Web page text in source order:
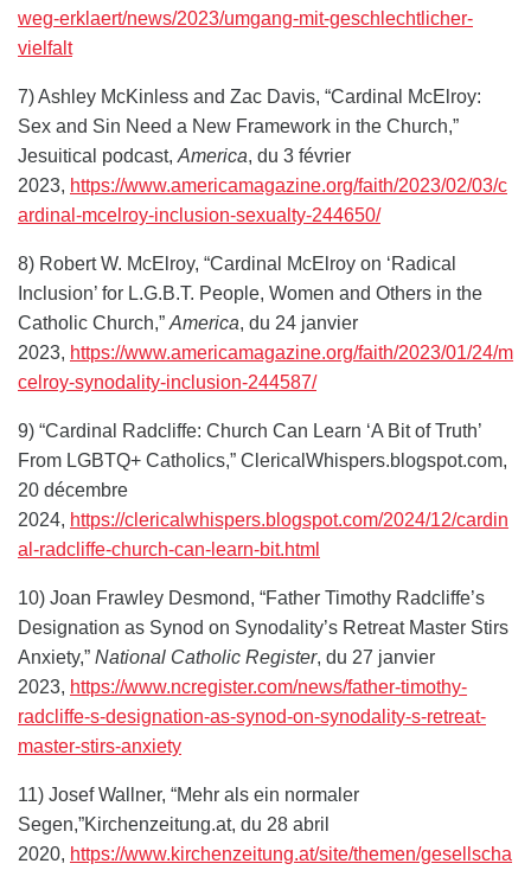
weg-erklaert/news/2023/umgang-mit-geschlechtlicher-
vielfalt
7) Ashley McKinless and Zac Davis, “Cardinal McElroy:
Sex and Sin Need a New Framework in the Church,”
Jesuitical podcast, America, du 3 février
2023, https://www.americamagazine.org/faith/2023/02/03/c
ardinal-mcelroy-inclusion-sexualty-244650/
8) Robert W. McElroy, “Cardinal McElroy on ‘Radical
Inclusion’ for L.G.B.T. People, Women and Others in the
Catholic Church,” America, du 24 janvier
2023, https://www.americamagazine.org/faith/2023/01/24/m
celroy-synodality-inclusion-244587/
9) “Cardinal Radcliffe: Church Can Learn ‘A Bit of Truth’
From LGBTQ+ Catholics,” ClericalWhispers.blogspot.com,
20 décembre
2024, https://clericalwhispers.blogspot.com/2024/12/cardin
al-radcliffe-church-can-learn-bit.html
10) Joan Frawley Desmond, “Father Timothy Radcliffe’s
Designation as Synod on Synodality’s Retreat Master Stirs
Anxiety,” National Catholic Register, du 27 janvier
2023, https://www.ncregister.com/news/father-timothy-
radcliffe-s-designation-as-synod-on-synodality-s-retreat-
master-stirs-anxiety
11) Josef Wallner, “Mehr als ein normaler
Segen,”Kirchenzeitung.at, du 28 abril
2020, https://www.kirchenzeitung.at/site/themen/gesellscha